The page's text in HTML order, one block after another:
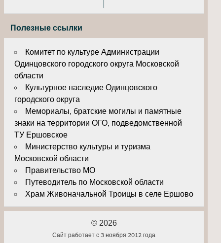
Полезные ссылки
Комитет по культуре Администрации
Одинцовского городского округа Московской
области
Культурное наследие Одинцовского
городского округа
Мемориалы, братские могилы и памятные
знаки на территории ОГО, подведомственной
ТУ Ершовское
Министерство культуры и туризма
Московской области
Правительство МО
Путеводитель по Московской области
Храм Живоначальной Троицы в селе Ершово
© 2026
Сайт работает с 3 ноября 2012 года